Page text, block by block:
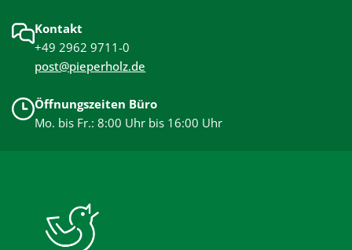
Kontakt
+49 2962 9711-0
post@pieperholz.de
Öffnungszeiten Büro
Mo. bis Fr.: 8:00 Uhr bis 16:00 Uhr